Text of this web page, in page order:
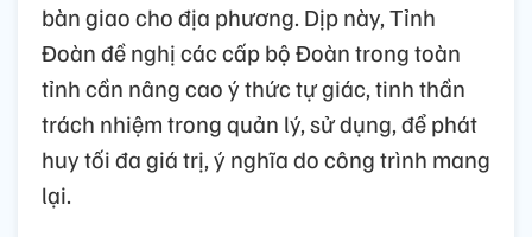
bàn giao cho địa phương. Dịp này, Tỉnh
Đoàn đề nghị các cấp bộ Đoàn trong toàn
tỉnh cần nâng cao ý thức tự giác, tinh thần
trách nhiệm trong quản lý, sử dụng, để phát
huy tối đa giá trị, ý nghĩa do công trình mang
lại.